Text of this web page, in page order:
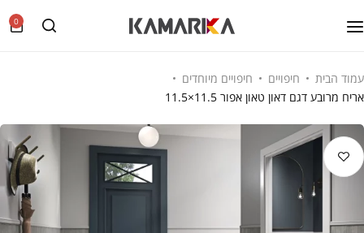
0
עמוד הבית חיפויים
חיפויים מיוחדים
אריח מרובע דגם דאון טאון אפור 11.5×11.5